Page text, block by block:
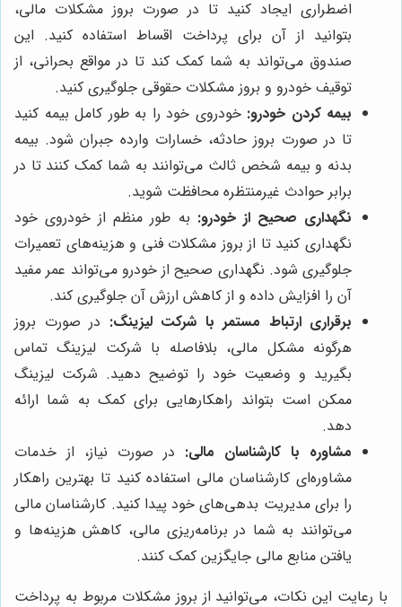
اضطراری ایجاد کنید تا در صورت بروز مشکلات مالی،
بتوانید از آن برای پرداخت اقساط استفاده کنید. این
صندوق می‌تواند به شما کمک کند تا در مواقع بحرانی، از
توقیف خودرو و بروز مشکلات حقوقی جلوگیری کنید.
بیمه کردن خودرو: خودروی خود را به طور کامل بیمه کنید
تا در صورت بروز حادثه، خسارات وارده جبران شود. بیمه
بدنه و بیمه شخص ثالث می‌توانند به شما کمک کنند تا در
برابر حوادث غیرمنتظره محافظت شوید.
نگهداری صحیح از خودرو: به طور منظم از خودروی خود
نگهداری کنید تا از بروز مشکلات فنی و هزینه‌های تعمیرات
جلوگیری شود. نگهداری صحیح از خودرو می‌تواند عمر مفید
آن را افزایش داده و از کاهش ارزش آن جلوگیری کند.
برقراری ارتباط مستمر با شرکت لیزینگ: در صورت بروز
هرگونه مشکل مالی، بلافاصله با شرکت لیزینگ تماس
بگیرید و وضعیت خود را توضیح دهید. شرکت لیزینگ
ممکن است بتواند راهکارهایی برای کمک به شما ارائه
دهد.
مشاوره با کارشناسان مالی: در صورت نیاز، از خدمات
مشاوره‌ای کارشناسان مالی استفاده کنید تا بهترین راهکار
را برای مدیریت بدهی‌های خود پیدا کنید. کارشناسان مالی
می‌توانند به شما در برنامه‌ریزی مالی، کاهش هزینه‌ها و
یافتن منابع مالی جایگزین کمک کنند.
با رعایت این نکات، می‌توانید از بروز مشکلات مربوط به پرداخت